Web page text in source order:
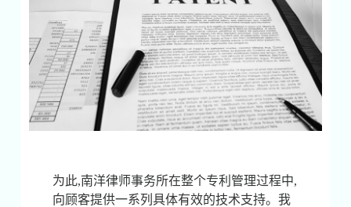
为此,南洋律师事务所在整个专利管理过程中,
向顾客提供一系列具体有效的技术支持。我